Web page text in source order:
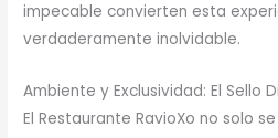
impecable convierten esta
verdaderamente inolvidable.
Ambiente y Exclusividad: El Sello
El Restaurante RavioXo no solo